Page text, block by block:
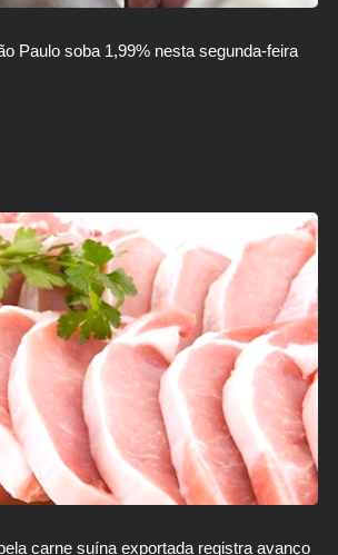
Paulo soba 1,99% nesta segunda-feira
carne suína exportada registra avanço